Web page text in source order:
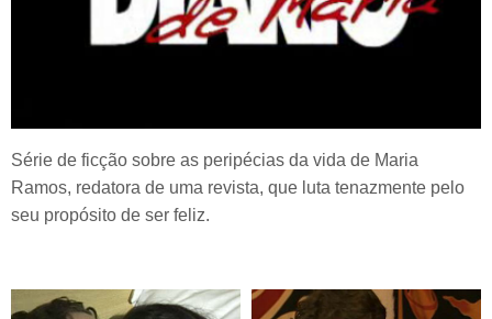
Série de ficção sobre as peripécias da vida de Maria
Ramos, redatora de uma revista, que luta tenazmente pelo
seu propósito de ser feliz.